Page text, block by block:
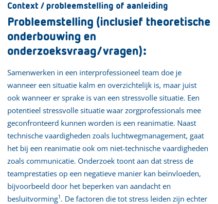
Context / probleemstelling of aanleiding
Probleemstelling (inclusief theoretische
onderbouwing en
onderzoeksvraag/vragen):
Samenwerken in een interprofessioneel team doe je
wanneer een situatie kalm en overzichtelijk is, maar juist
ook wanneer er sprake is van een stressvolle situatie. Een
potentieel stressvolle situatie waar zorgprofessionals mee
geconfronteerd kunnen worden is een reanimatie. Naast
technische vaardigheden zoals luchtwegmanagement, gaat
het bij een reanimatie ook om niet-technische vaardigheden
zoals communicatie. Onderzoek toont aan dat stress de
teamprestaties op een negatieve manier kan beïnvloeden,
bijvoorbeeld door het beperken van aandacht en
besluitvorming1 . De factoren die tot stress leiden zijn echter